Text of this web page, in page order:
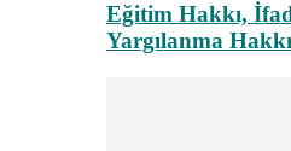
Eğitim Hakkı,
Yargılanma